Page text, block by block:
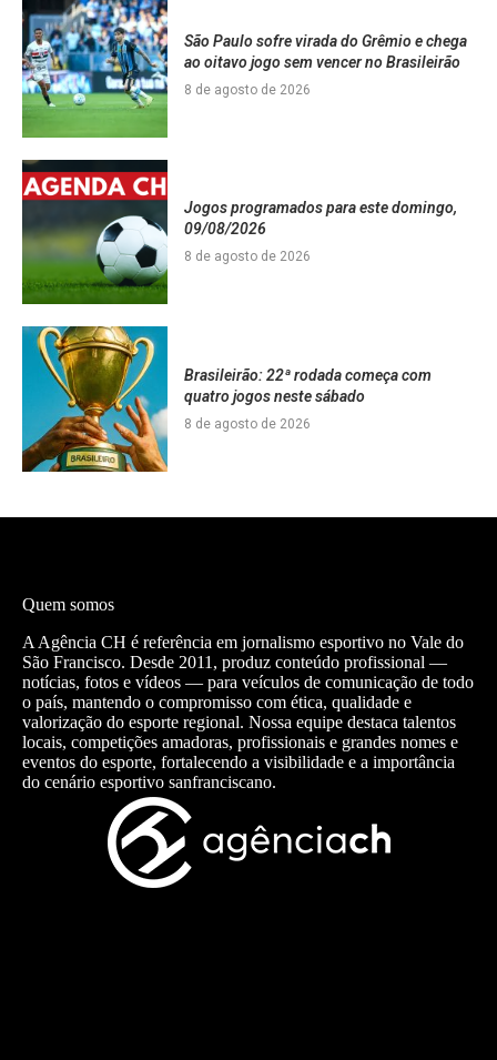
São Paulo sofre virada do Grêmio e chega
ao oitavo jogo sem vencer no Brasileirão
8 de agosto de 2026
Jogos programados para este domingo,
09/08/2026
8 de agosto de 2026
Brasileirão: 22ª rodada começa com
quatro jogos neste sábado
8 de agosto de 2026
Quem somos
A Agência CH é referência em jornalismo esportivo no Vale do
São Francisco. Desde 2011, produz conteúdo profissional —
notícias, fotos e vídeos — para veículos de comunicação de todo
o país, mantendo o compromisso com ética, qualidade e
valorização do esporte regional. Nossa equipe destaca talentos
locais, competições amadoras, profissionais e grandes nomes e
eventos do esporte, fortalecendo a visibilidade e a importância
do cenário esportivo sanfranciscano.